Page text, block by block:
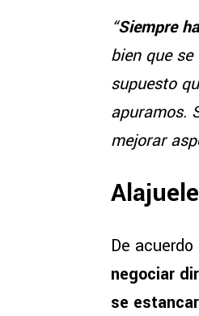
“Siempre
bien que
supuesto
apuramos.
mejorar
De
negociar
se